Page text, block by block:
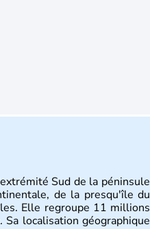
Sud de la péninsule
de la presqu'île du
Elle regroupe 11 millions
localisation géographique